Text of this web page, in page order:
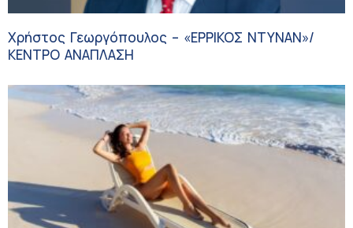
Χρήστος Γεωργόπουλος – «ΕΡΡΙΚΟΣ ΝΤΥΝΑΝ»/
ΚΕΝΤΡΟ ΑΝΑΠΛΑΣΗ